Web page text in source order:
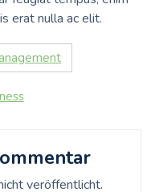
erat nulla ac elit.
veröffentlicht.